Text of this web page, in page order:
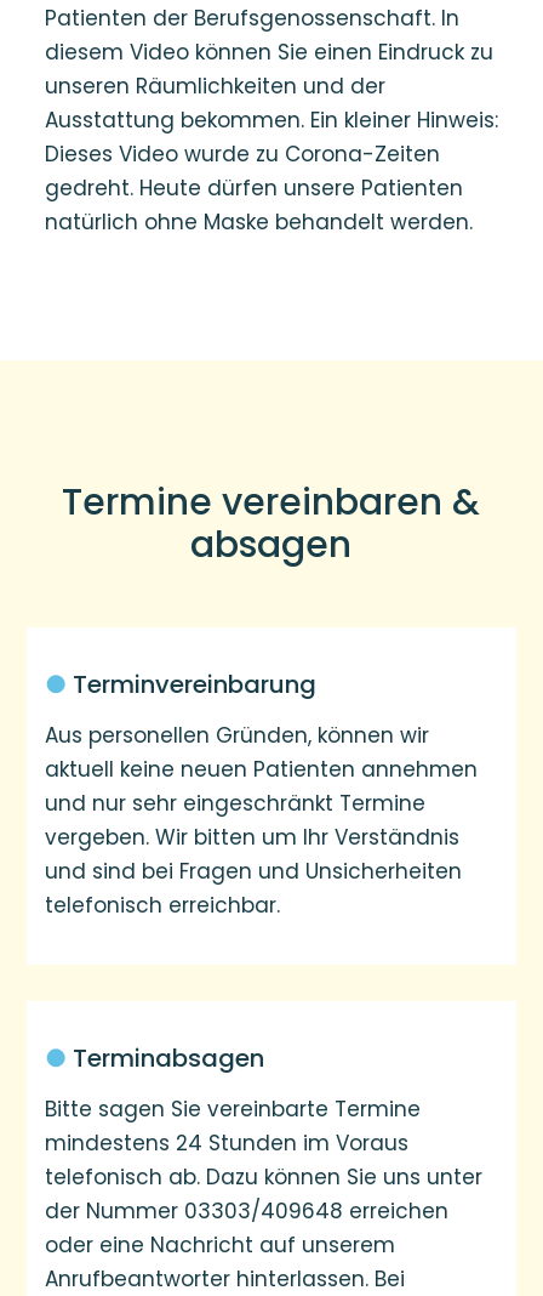
Patienten der Berufsgenossenschaft. In
diesem Video können Sie einen Eindruck zu
unseren Räumlichkeiten und der
Ausstattung bekommen. Ein kleiner Hinweis:
Dieses Video wurde zu Corona-Zeiten
gedreht. Heute dürfen unsere Patienten
natürlich ohne Maske behandelt werden.
Termine vereinbaren &
absagen
● Terminvereinbarung
Aus personellen Gründen, können wir
aktuell keine neuen Patienten annehmen
und nur sehr eingeschränkt Termine
vergeben. Wir bitten um Ihr Verständnis
und sind bei Fragen und Unsicherheiten
telefonisch erreichbar.
● Terminabsagen
Bitte sagen Sie vereinbarte Termine
mindestens 24 Stunden im Voraus
telefonisch ab. Dazu können Sie uns unter
der Nummer 03303/409648 erreichen
oder eine Nachricht auf unserem
Anrufbeantworter hinterlassen. Bei